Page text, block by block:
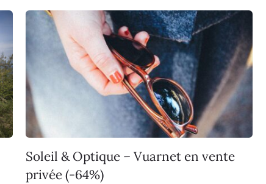
Soleil & Optique – Vuarnet en vente
privée (-64%)